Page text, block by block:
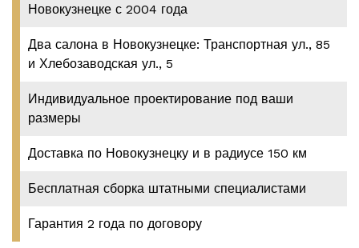
Новокузнецке с 2004 года
Два салона в Новокузнецке: Транспортная ул., 85
и Хлебозаводская ул., 5
Индивидуальное проектирование под ваши
размеры
Доставка по Новокузнецку и в радиусе 150 км
Бесплатная сборка штатными специалистами
Гарантия 2 года по договору